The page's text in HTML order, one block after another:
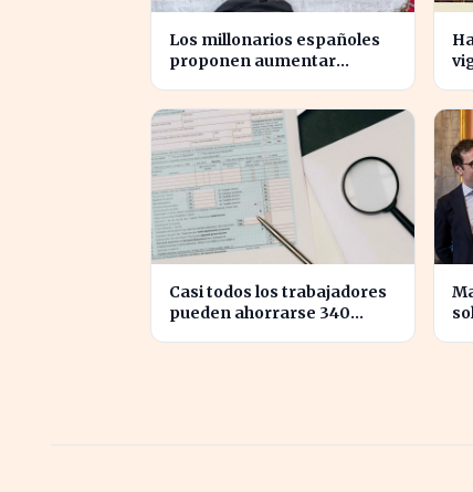
Los millonarios españoles
proponen aumentar
Casi todos los trabajadores
pueden ahorrarse 340